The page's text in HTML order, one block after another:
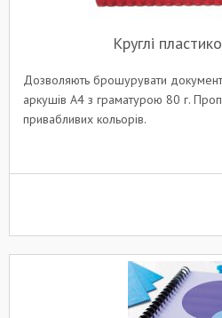
Круглі
Дозволяють брошурувати
аркушів A4 з граматурою 80 г.
привабливих кольорів.